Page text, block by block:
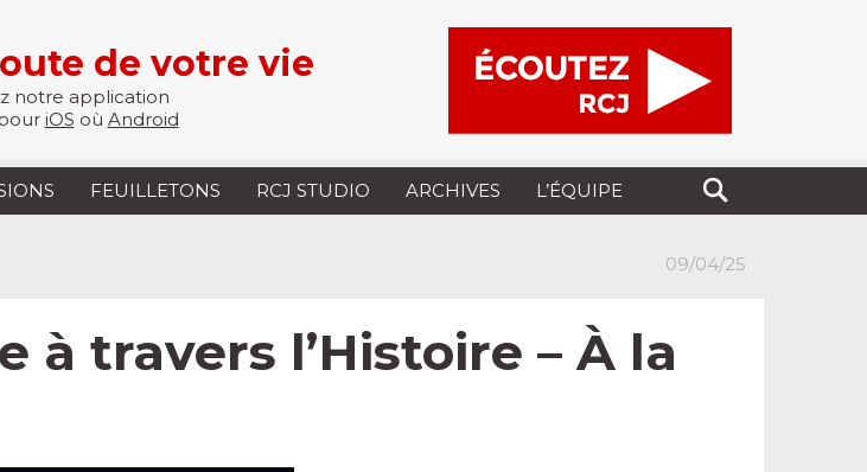
de votre vie
notre application
iOS où Android
FEUILLETONS RCJ STUDIO ARCHIVES L’ÉQUIPE
09/04/25
à travers l’Histoire – À la